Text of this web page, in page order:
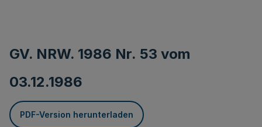
GV. NRW. 1986 Nr. 53 vom
03.12.1986
PDF-Version herunterladen